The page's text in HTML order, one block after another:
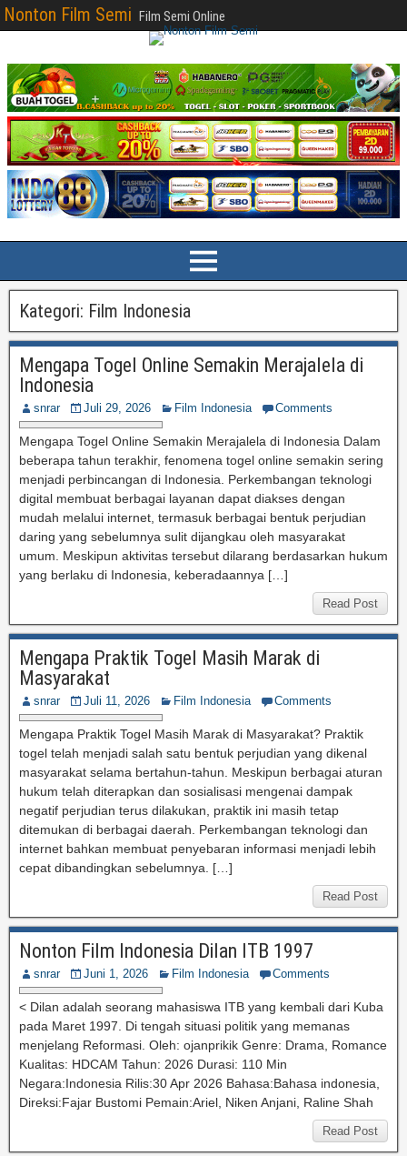
Nonton Film Semi Film Semi Online
Kategori: Film Indonesia
Mengapa Togel Online Semakin Merajalela di
Indonesia
snrar Juli 29, 2026 Film Indonesia Comments
Mengapa Togel Online Semakin Merajalela di Indonesia Dalam
beberapa tahun terakhir, fenomena togel online semakin sering
menjadi perbincangan di Indonesia. Perkembangan teknologi
digital membuat berbagai layanan dapat diakses dengan
mudah melalui internet, termasuk berbagai bentuk perjudian
daring yang sebelumnya sulit dijangkau oleh masyarakat
umum. Meskipun aktivitas tersebut dilarang berdasarkan hukum
yang berlaku di Indonesia, keberadaannya […]
Read Post
Mengapa Praktik Togel Masih Marak di
Masyarakat
snrar Juli 11, 2026 Film Indonesia Comments
Mengapa Praktik Togel Masih Marak di Masyarakat? Praktik
togel telah menjadi salah satu bentuk perjudian yang dikenal
masyarakat selama bertahun-tahun. Meskipun berbagai aturan
hukum telah diterapkan dan sosialisasi mengenai dampak
negatif perjudian terus dilakukan, praktik ini masih tetap
ditemukan di berbagai daerah. Perkembangan teknologi dan
internet bahkan membuat penyebaran informasi menjadi lebih
cepat dibandingkan sebelumnya. […]
Read Post
Nonton Film Indonesia Dilan ITB 1997
snrar Juni 1, 2026 Film Indonesia Comments
< Dilan adalah seorang mahasiswa ITB yang kembali dari Kuba
pada Maret 1997. Di tengah situasi politik yang memanas
menjelang Reformasi. Oleh: ojanprikik Genre: Drama, Romance
Kualitas: HDCAM Tahun: 2026 Durasi: 110 Min
Negara:Indonesia Rilis:30 Apr 2026 Bahasa:Bahasa indonesia,
Direksi:Fajar Bustomi Pemain:Ariel, Niken Anjani, Raline Shah
Read Post